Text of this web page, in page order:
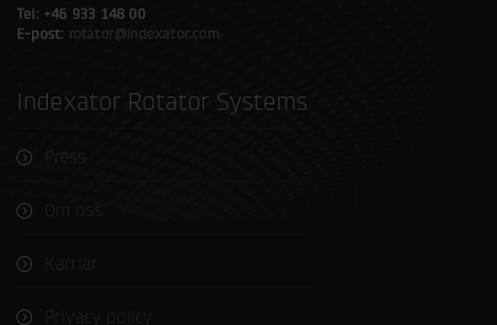
Tel: +46 933 148 00
E-post: rotator@indexator.com
Indexator Rotator Systems
Press
Om oss
Karriär